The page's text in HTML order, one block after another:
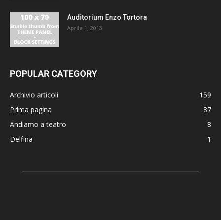
Auditorium Enzo Tortora
Aprile 1, 2013
POPULAR CATEGORY
Archivio articoli
159
Prima pagina
87
Andiamo a teatro
8
Delfina
1